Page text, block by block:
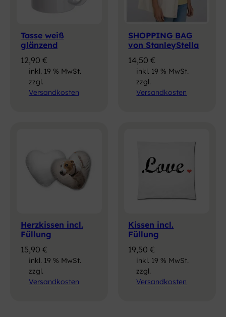
Tasse weiß
glänzend
12,90 €
inkl. 19 % MwSt.
zzgl.
Versandkosten
SHOPPING BAG
von StanleyStella
14,50€
inkl. 19 % MwSt.
zzgl.
Versandkosten
Herzkissen incl.
Füllung
15,90 €
inkl. 19 % MwSt.
zzgl.
Versandkosten
Kissen incl.
Füllung
19,50€
inkl. 19 % MwSt.
zzgl.
Versandkosten